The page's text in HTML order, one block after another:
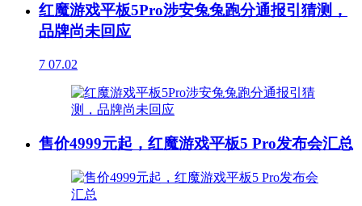
红魔游戏平板5Pro涉安兔兔跑分通报引猜测，
品牌尚未回应
7 07.02
售价4999元起，红魔游戏平板5 Pro发布会汇总